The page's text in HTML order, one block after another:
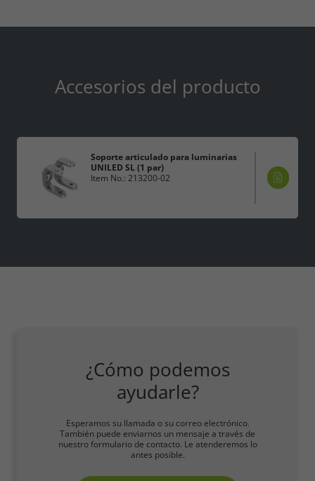
Accesorios del producto
Soporte articulado para luminarias
UNILED SL (1 par)
Item No.: 213200-02
¿Cómo podemos
ayudarle?
Esperamos su llamada o su correo electrónico.
También puede enviarnos un mensaje a través de
nuestro formulario de contacto. Le atenderemos lo
antes posible.